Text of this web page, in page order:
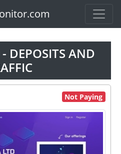
DEPOSITS AND
Not Paying